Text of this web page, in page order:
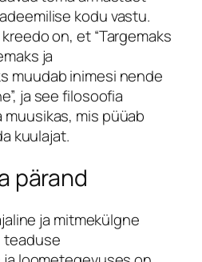
kodu vastu.
on, et “Targemaks
ja
muudab inimesi nende
ja see filosoofia
mis püüab
kuulajat.
pärand
ja mitmekülgne
teaduse